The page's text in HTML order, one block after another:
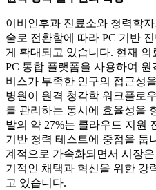
이비인후과 진료소와 청력학
술로 전환함에 따라 PC 기반
게 확대되고 있습니다. 현재
PC 통합 플랫폼을 사용하여
비스가 부족한 인구의 접근성
병원이 원격 청각학 워크플로
를 관리하는 동시에 효율성을
발의 약 27%는 클라우드 지원
기반 청력 테스트에 중점을 둡
계적으로 가속화되면서 시장
기적인 채택과 혁신을 위한 강
고 있습니다.